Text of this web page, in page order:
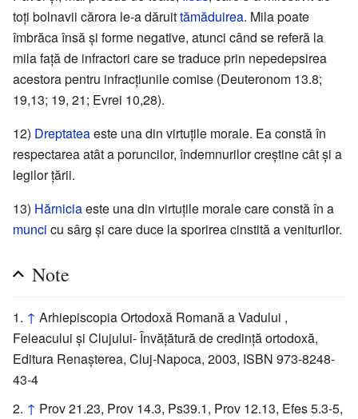
toți bolnavii cărora le-a dăruittămăduirea. Mila poate
îmbrăca însă și forme negative, atunci când se referă la
mila față de infractori care se traduce prin nepedepsirea
acestora pentru infracțiunile comise (Deuteronom 13.8;
19,13; 19, 21; Evrei 10,28).
12) Dreptateaeste una din virtuțile morale. Ea constă în
respectarea atât a poruncilor, îndemnurilor creștine cât și a
legilor țării.
13) Hărniciaeste una din virtuțile morale care constă în a
munci cu sârg și care duce la sporirea cinstită a veniturilor.
Note
↑ Arhiepiscopia Ortodoxă Romană a Vadului ,
Feleacului și Clujului- Învățătură de credință ortodoxă,
Editura Renașterea, Cluj-Napoca, 2003, ISBN 973-8248-
43-4
↑ Prov 21.23, Prov 14.3, Ps39.1, Prov 12.13, Efes 5.3-5,